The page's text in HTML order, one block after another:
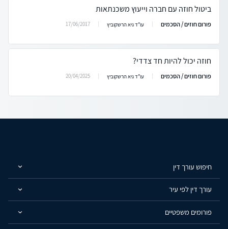
ביטול חוזה עם חברה וייעוץ משכנתאות
פורום חוזים / הסכמים עו"ד גיא הרשקוביץ 17/06/2017
חוזה יכול להיות חד צדדי?
פורום חוזים / הסכמים עו"ד גיא הרשקוביץ 20/04/2025
חיפוש עורך דין
עורך דין לפי עיר
פורומים משפטיים